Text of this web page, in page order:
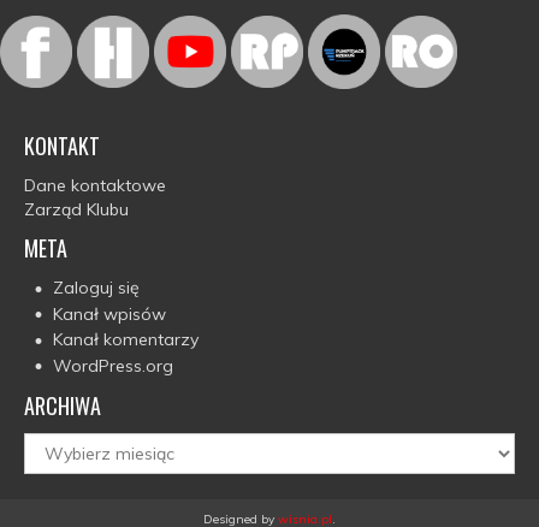
KONTAKT
Dane kontaktowe
Zarząd Klubu
META
Zaloguj się
Kanał wpisów
Kanał komentarzy
WordPress.org
ARCHIWA
Archiwa
Designed by wisnia.pl.